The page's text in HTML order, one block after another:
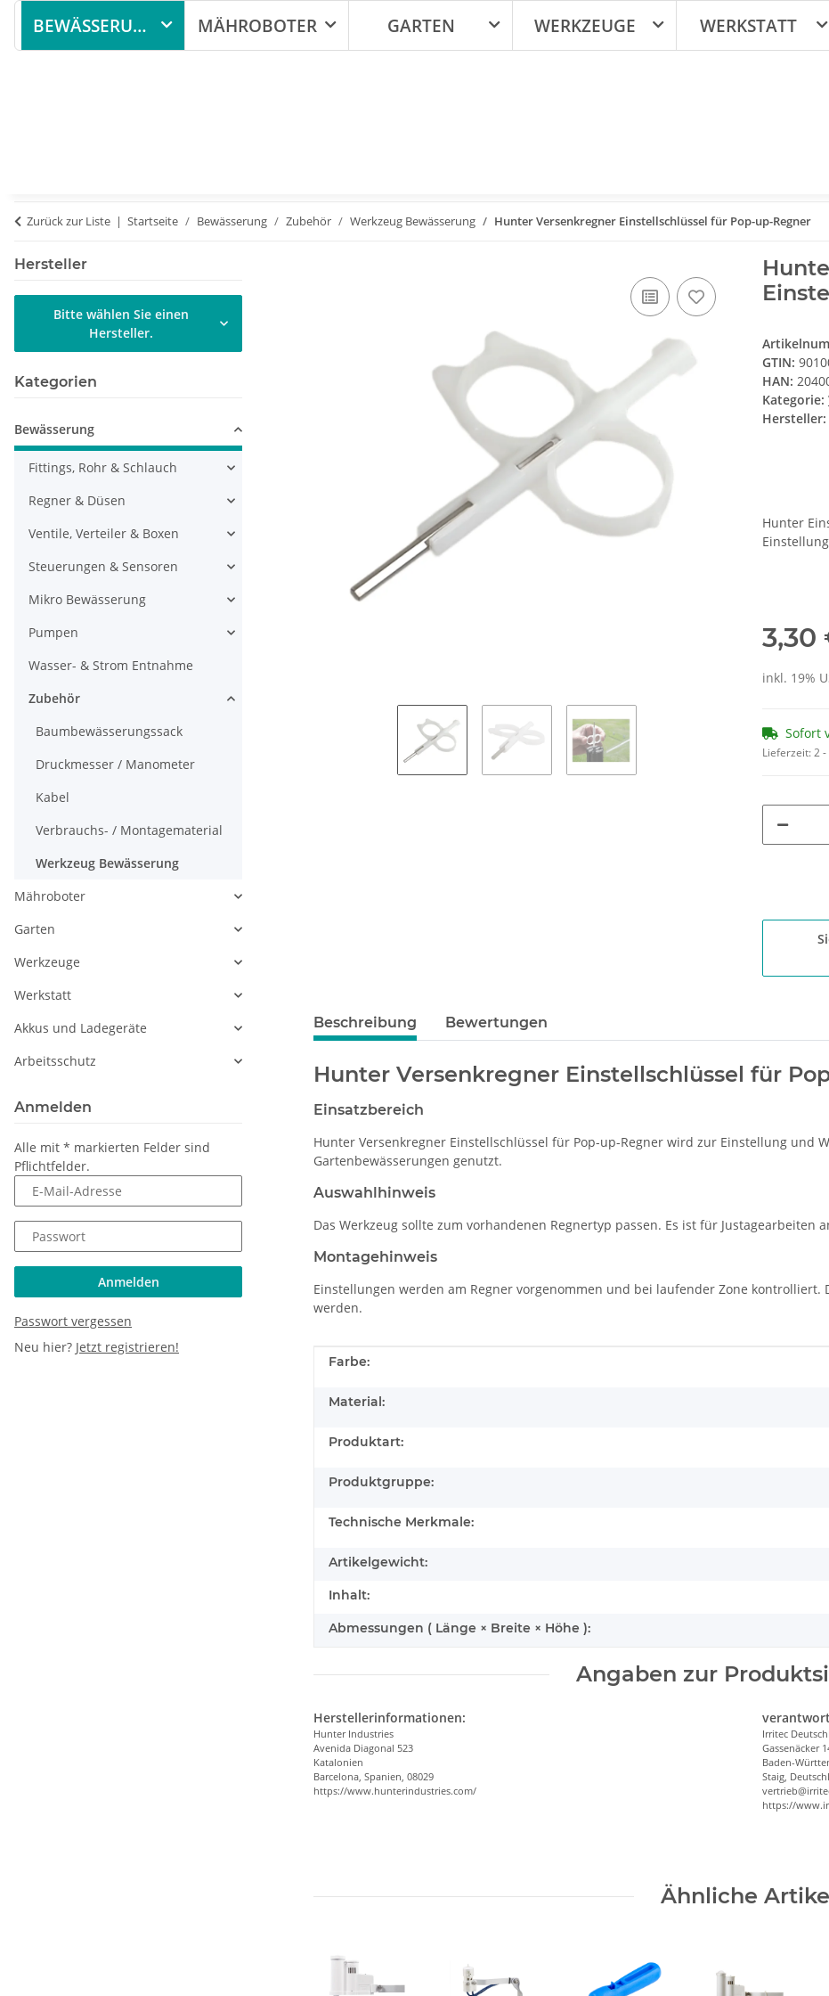
BEWÄSSERUNG MÄHROBOTER GARTEN WERKZEUGE WERKSTATT
Zurück zur Liste Startseite Bewässerung Zubehör Werkzeug Bewässerung Hunter Versenkregner Einstellschlüssel für Pop-up-Regner
GTIN:
HAN:
Kategorie:
Hersteller:
Hunter
3,30
inkl. 19%
Sofort
Lieferzeit:2 -
Beschreibung Bewertungen
Hunter Versenkregner Einstellschlüssel für
Einsatzbereich
Hunter Versenkregner Einstellschlüssel für Pop-up-Regner wird zur Einstellung und
Gartenbewässerungen genutzt.
Auswahlhinweis
Das Werkzeug sollte zum vorhandenen Regnertyp passen. Es ist für Justagearbeiten
Montagehinweis
Einstellungen werden am Regner vorgenommen und bei laufender Zone
werden.
Produkteigenschaft
Wert
Farbe:
Material:
Produktart:
Produktgruppe:
Technische Merkmale:
Artikelgewicht:
Inhalt:
Abmessungen ( Länge × Breite × Höhe ):
Angaben zur
Herstellerinformationen:
Hunter Industries
Avenida Diagonal 523
Katalonien
Barcelona, Spanien, 08029
https://www.hunterindustries.com/
Irritec
Gassenäcker
Baden-
Staig,
https://
Ähnliche
Hersteller
Bitte wählen Sie einen
Hersteller.
Kategorien
Bewässerung
Fittings, Rohr & Schlauch
Regner & Düsen
Ventile, Verteiler & Boxen
Steuerungen & Sensoren
Mikro Bewässerung
Pumpen
Wasser- & Strom Entnahme
Zubehör
Baumbewässerungssack
Druckmesser / Manometer
Kabel
Verbrauchs- / Montagematerial
Werkzeug Bewässerung
Mähroboter
Garten
Werkzeuge
Werkstatt
Akkus und Ladegeräte
Arbeitsschutz
Anmelden
Alle mit * markierten Felder sind
Pflichtfelder.
E-Mail-Adresse
Passwort
Anmelden
Passwort vergessen
Neu hier? Jetzt registrieren!